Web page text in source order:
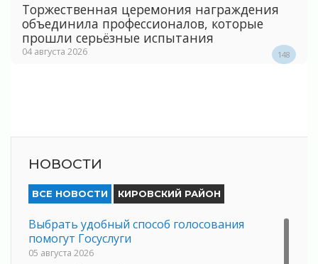
Торжественная церемония награждения
объединила профессионалов, которые
прошли серьёзные испытания
04 августа 2026 148
НОВОСТИ
ВСЕ НОВОСТИ КИРОВСКИЙ РАЙОН
Выбрать удобный способ голосования
помогут Госуслуги
05 августа 2026